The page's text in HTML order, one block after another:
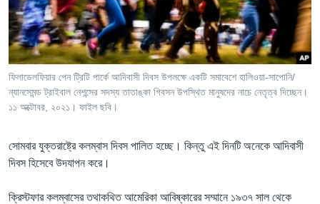
Learning English
FOLLOW US
ফিলাডেলফিয়ার পেন ট্রিটি পার্কে আদিবাসী দিবস উপলক্ষে একটি সমাবেশে হালিওয়া-সাপোনি/
ন্যানসেমন্ড ট্রাইবাল নেশন্সের সদস্য তাতাঙ্কা গিবসন উপস্থিত মানুষদের নাচে নেতৃত্ব দিচ্ছেন।
১১ অক্টোবর, ২০২১। ফাইল ছবি।
সোমবার যুক্তরাষ্ট্রে কলম্বাস দিবস পালিত হচ্ছে। কিন্তু এই দিনটি অনেকে আদিবাসী
দিবস হিসেবে উদযাপন করে।
ক্রিস্টফার কলম্বাসের তথাকথিত আমেরিকা আবিষ্কারের সম্মানে ১৯৩৭ সাল থেকে